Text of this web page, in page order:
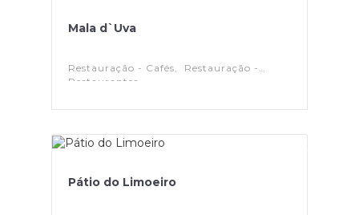
Mala d`Uva
Restauração - Cafés, Restauração -
Restaurantes
Pátio do Limoeiro